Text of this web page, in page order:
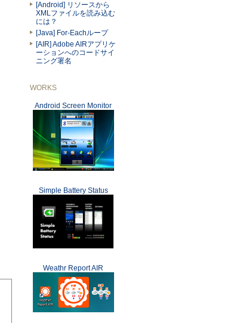
[Android] リソースから
XMLファイルを読み込む
には？
[Java] For-Eachループ
[AIR] Adobe AIRアプリケ
ーションへのコードサイ
ニング署名
WORKS
Android Screen Monitor
Simple Battery Status
Weathr Report AIR